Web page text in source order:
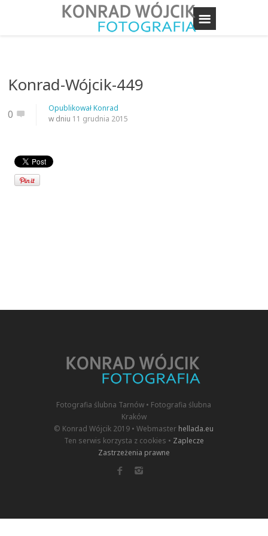
Konrad-Wójcik-449
0 OpublikowałKonrad
w dniu 11 grudnia 2015
Fotografia ślubna Tarnów • Fotografia ślubna
Kraków
© Konrad Wójcik 2019 • Webmaster hellada.eu
Ten serwis korzysta z cookies • Zaplecze
Zastrzeżenia prawne